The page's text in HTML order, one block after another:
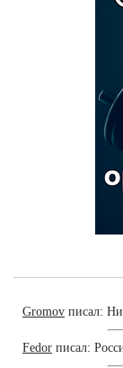
Gromov писал:
Fedor писал: